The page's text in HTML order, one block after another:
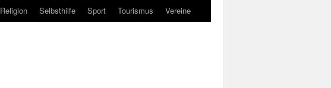
Religion Selbsthilfe Sport Tourismus Vereine